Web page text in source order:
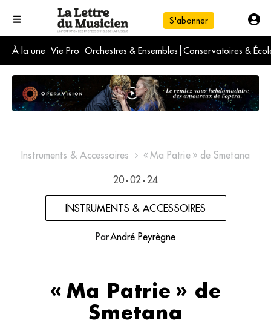
S'abonner
À la une Vie Pro Orchestres & Ensembles Conservatoires &
L'info du jour
Le numéro du mois
International
Instruments & Accessoires « Ma Patrie » de Smetana
20 • 02 • 24
INSTRUMENTS & ACCESSOIRES
ParAndré Peyrègne
« Ma Patrie » de
Smetana